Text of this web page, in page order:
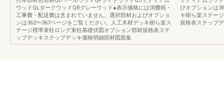
ウッドQLダークウッドQRグレーウッド●表示価格には消費税・
工事費・配送費は含まれていません。選択部材およびオプショ
ンは362〜367ページをご覧ください。人工木材デッキ樹ら楽ス
テージ標準束柱ロング束柱基礎伏図オプション部材規格表ステ
ップデッキステップデッキ価格明細部材図面集
びオプションは
キ樹ら楽ステー
規格表ステップ